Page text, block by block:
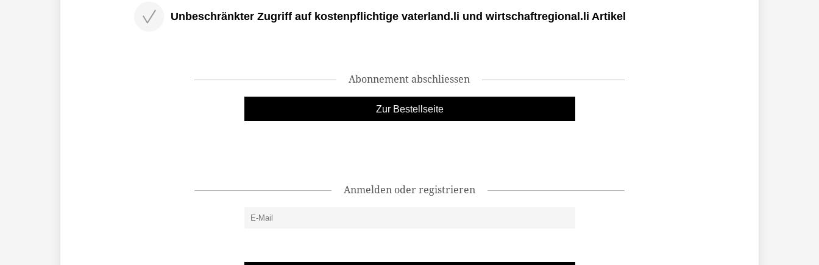
Unbeschränkter Zugriff auf kostenpflichtige vaterland.li und wirtschaftregional.li Artikel
Abonnement abschliessen
Zur Bestellseite
Anmelden oder registrieren